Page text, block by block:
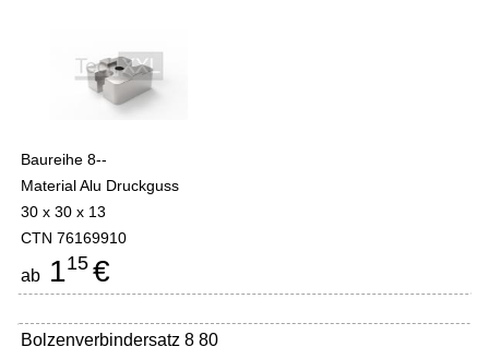
Baureihe 8--
Material Alu Druckguss
30 x 30 x 13
CTN 76169910
ab 115 €
Bolzenverbindersatz 8 80